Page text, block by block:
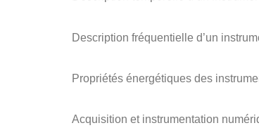
Description fréquentielle d’un
Propriétés énergétiques des
Acquisition et instrumentation